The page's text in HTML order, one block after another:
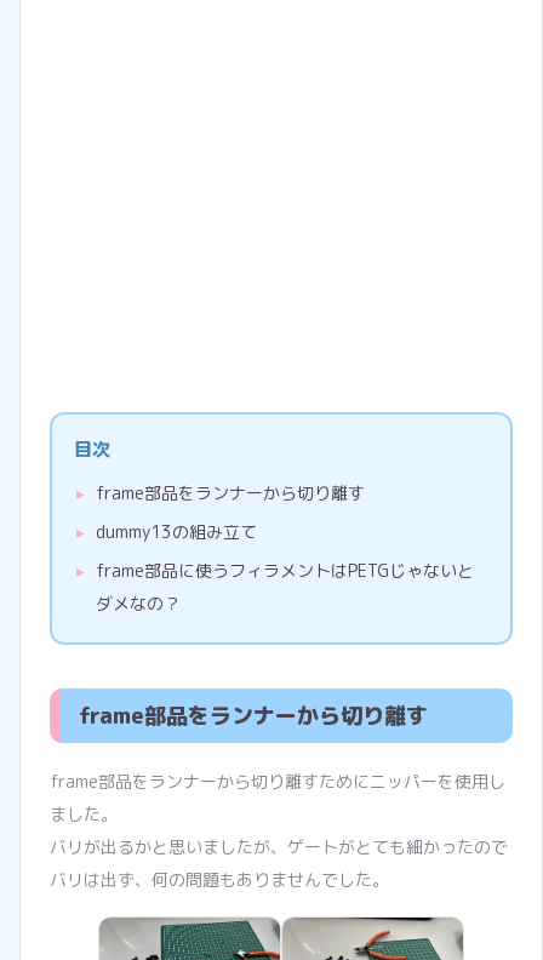
目次
frame部品をランナーから切り離す
dummy13の組み立て
frame部品に使うフィラメントはPETGじゃないと
ダメなの？
frame部品をランナーから切り離す
frame部品をランナーから切り離すためにニッパーを使用し
ました。
バリが出るかと思いましたが、ゲートがとても細かったので
バリは出ず、何の問題もありませんでした。